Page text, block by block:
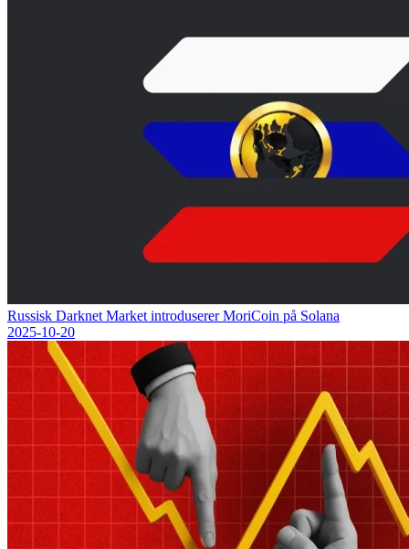
Russisk Darknet Market introduserer MoriCoin på Solana
2025-10-20